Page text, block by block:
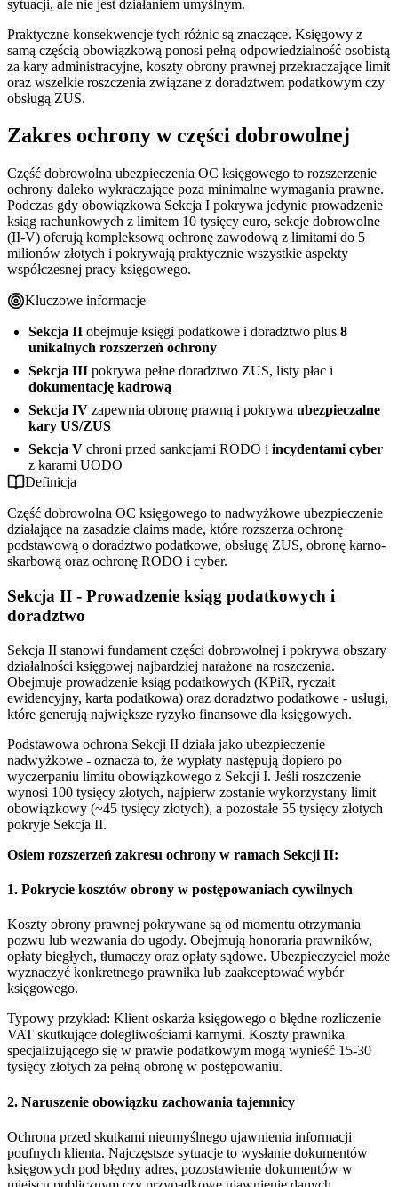
sytuacji, ale nie jest działaniem umyślnym.
Praktyczne konsekwencje tych różnic są znaczące. Księgowy z
samą częścią obowiązkową ponosi pełną odpowiedzialność osobistą
za kary administracyjne, koszty obrony prawnej przekraczające limit
oraz wszelkie roszczenia związane z doradztwem podatkowym czy
obsługą ZUS.
Zakres ochrony w części dobrowolnej
Część dobrowolna ubezpieczenia OC księgowego to rozszerzenie
ochrony daleko wykraczające poza minimalne wymagania prawne.
Podczas gdy obowiązkowa Sekcja I pokrywa jedynie prowadzenie
ksiąg rachunkowych z limitem 10 tysięcy euro, sekcje dobrowolne
(II-V) oferują kompleksową ochronę zawodową z limitami do 5
milionów złotych i pokrywają praktycznie wszystkie aspekty
współczesnej pracy księgowego.
Kluczowe informacje
Sekcja II obejmuje księgi podatkowe i doradztwo plus 8
unikalnych rozszerzeń ochrony
Sekcja III pokrywa pełne doradztwo ZUS, listy płac i
dokumentację kadrową
Sekcja IV zapewnia obronę prawną i pokrywa ubezpieczalne
kary US/ZUS
Sekcja V chroni przed sankcjami RODO i incydentami cyber
z karami UODO
Definicja
Część dobrowolna OC księgowego to nadwyżkowe ubezpieczenie
działające na zasadzie claims made, które rozszerza ochronę
podstawową o doradztwo podatkowe, obsługę ZUS, obronę karno-
skarbową oraz ochronę RODO i cyber.
Sekcja II - Prowadzenie ksiąg podatkowych i
doradztwo
Sekcja II stanowi fundament części dobrowolnej i pokrywa obszary
działalności księgowej najbardziej narażone na roszczenia.
Obejmuje prowadzenie ksiąg podatkowych (KPiR, ryczałt
ewidencyjny, karta podatkowa) oraz doradztwo podatkowe - usługi,
które generują największe ryzyko finansowe dla księgowych.
Podstawowa ochrona Sekcji II działa jako ubezpieczenie
nadwyżkowe - oznacza to, że wypłaty następują dopiero po
wyczerpaniu limitu obowiązkowego z Sekcji I. Jeśli roszczenie
wynosi 100 tysięcy złotych, najpierw zostanie wykorzystany limit
obowiązkowy (~45 tysięcy złotych), a pozostałe 55 tysięcy złotych
pokryje Sekcja II.
Osiem rozszerzeń zakresu ochrony w ramach Sekcji II:
1. Pokrycie kosztów obrony w postępowaniach cywilnych
Koszty obrony prawnej pokrywane są od momentu otrzymania
pozwu lub wezwania do ugody. Obejmują honoraria prawników,
opłaty biegłych, tłumaczy oraz opłaty sądowe. Ubezpieczyciel może
wyznaczyć konkretnego prawnika lub zaakceptować wybór
księgowego.
Typowy przykład: Klient oskarża księgowego o błędne rozliczenie
VAT skutkujące dolegliwościami karnymi. Koszty prawnika
specjalizującego się w prawie podatkowym mogą wynieść 15-30
tysięcy złotych za pełną obronę w postępowaniu.
2. Naruszenie obowiązku zachowania tajemnicy
Ochrona przed skutkami nieumyślnego ujawnienia informacji
poufnych klienta. Najczęstsze sytuacje to wysłanie dokumentów
księgowych pod błędny adres, pozostawienie dokumentów w